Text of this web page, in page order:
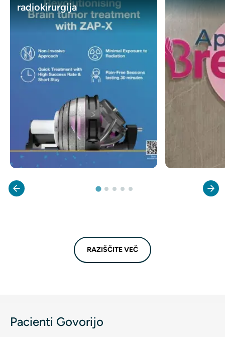
radiokirurgija
RAZIŠČITE VEČ
Pacienti Govorijo